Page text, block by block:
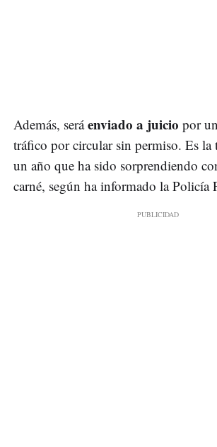
Además, seráenviado a juicio por
tráfico por circular sin permiso. Es la
un año que ha sido sorprendiendo
carné, según ha informado la Policía